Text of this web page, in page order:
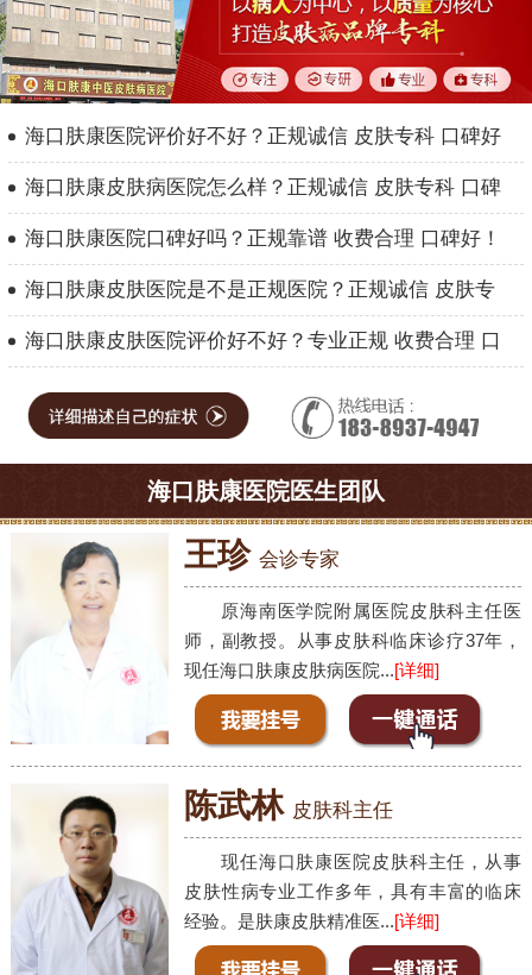
海口肤康医院评价好不好？正规诚信 皮肤专科 口碑好
海口肤康皮肤病医院怎么样？正规诚信 皮肤专科 口碑
海口肤康医院口碑好吗？正规靠谱 收费合理 口碑好！
海口肤康皮肤医院是不是正规医院？正规诚信 皮肤专
海口肤康皮肤医院评价好不好？专业正规 收费合理 口
海口肤康医院医生团队
王珍 会诊专家
原海南医学院附属医院皮肤科主任医
师，副教授。从事皮肤科临床诊疗37年，
现任海口肤康皮肤病医院...[详细]
陈武林 皮肤科主任
现任海口肤康医院皮肤科主任，从事
皮肤性病专业工作多年，具有丰富的临床
经验。是肤康皮肤精准医...[详细]